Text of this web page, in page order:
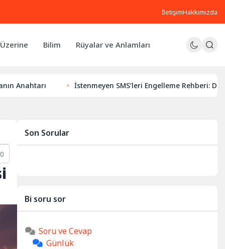
İletişimHakkımızda
Bilim Rüyalar ve Anlamları
İstenmeyen SMS’leri Engelleme Rehberi: Dijital
0
Son Sorular
Bi soru sor
Soru ve Cevap
Günlük